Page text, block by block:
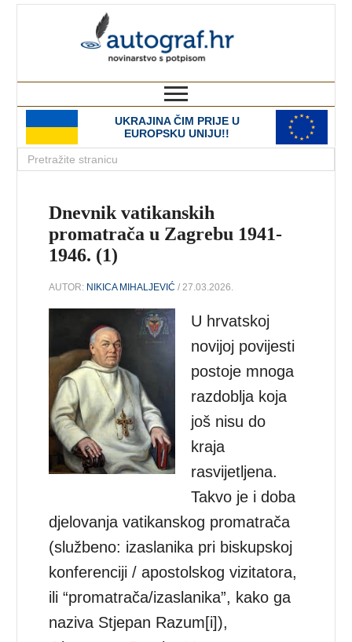
UKRAJINA ČIM PRIJE U
EUROPSKU UNIJU!!
Dnevnik vatikanskih
promatrača u Zagrebu 1941-
1946. (1)
AUTOR: NIKICA MIHALJEVIĆ / 27.03.2026.
U hrvatskoj
novijoj povijesti
postoje mnoga
razdoblja koja
još nisu do
kraja
rasvijetljena.
Takvo je i doba
djelovanja vatikanskog promatrača
(službeno: izaslanika pri biskupskoj
konferenciji / apostolskog vizitatora,
ili “promatrača/izaslanika”, kako ga
naziva Stjepan Razum[i]),